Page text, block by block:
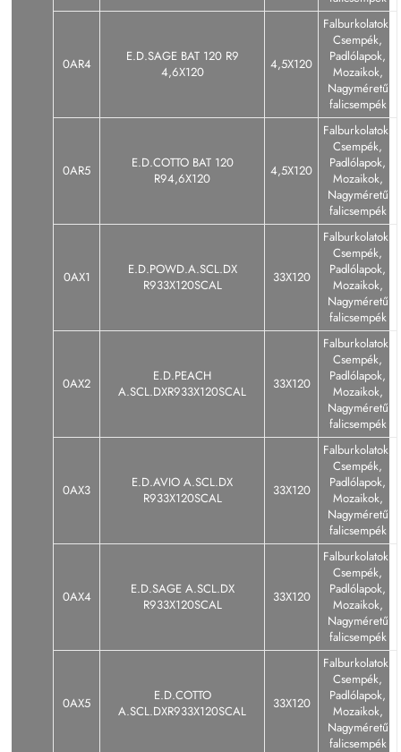
0AR4
E.D.SAGE BAT 120 R9
4,6X120
4,5X120
Falburkolatok,
Csempék,
Padlólapok,
Mozaikok,
Nagyméretű
falicsempék
0AR5
E.D.COTTO BAT 120
R94,6X120
4,5X120
Falburkolatok,
Csempék,
Padlólapok,
Mozaikok,
Nagyméretű
falicsempék
0AX1
E.D.POWD.A.SCL.DX
R933X120SCAL
33X120
Falburkolatok,
Csempék,
Padlólapok,
Mozaikok,
Nagyméretű
falicsempék
0AX2
E.D.PEACH
A.SCL.DXR933X120SCAL
33X120
Falburkolatok,
Csempék,
Padlólapok,
Mozaikok,
Nagyméretű
falicsempék
0AX3
E.D.AVIO A.SCL.DX
R933X120SCAL
33X120
Falburkolatok,
Csempék,
Padlólapok,
Mozaikok,
Nagyméretű
falicsempék
0AX4
E.D.SAGE A.SCL.DX
R933X120SCAL
33X120
Falburkolatok,
Csempék,
Padlólapok,
Mozaikok,
Nagyméretű
falicsempék
0AX5
E.D.COTTO
A.SCL.DXR933X120SCAL
33X120
Falburkolatok,
Csempék,
Padlólapok,
Mozaikok,
Nagyméretű
falicsempék